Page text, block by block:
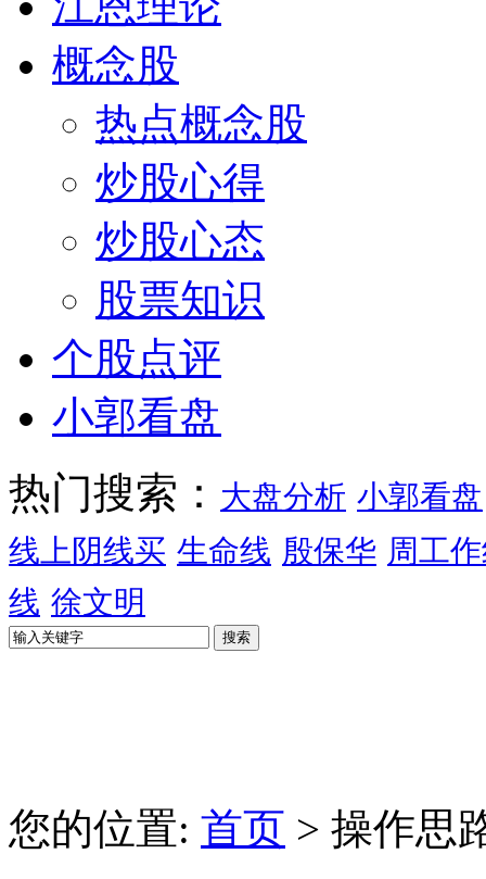
概念股
热点概念股
炒股心得
炒股心态
股票知识
个股点评
小郭看盘
热门搜索： 大盘分析 小郭看盘
线上阴线买 生命线 殷保华 周工
线 徐文明
您的位置: 首页 > 操作思